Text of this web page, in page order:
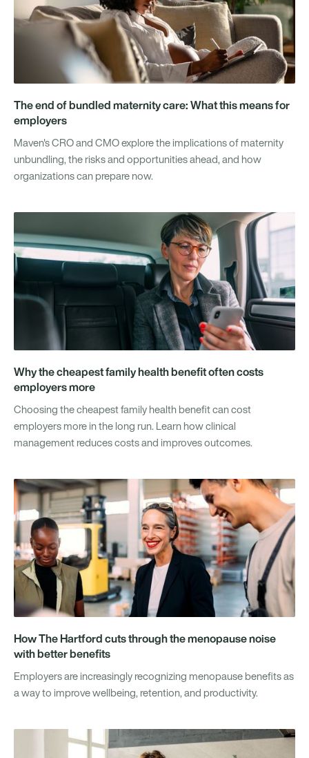
The end of bundled maternity care: What this means for
employers
Maven's CRO and CMO explore the implications of maternity
unbundling, the risks and opportunities ahead, and how
organizations can prepare now.
Why the cheapest family health benefit often costs
employers more
Choosing the cheapest family health benefit can cost
employers more in the long run. Learn how clinical
management reduces costs and improves outcomes.
How The Hartford cuts through the menopause noise
with better benefits
Employers are increasingly recognizing menopause benefits as
a way to improve wellbeing, retention, and productivity.